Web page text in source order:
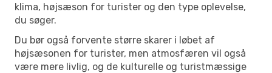
klima, højsæson for turister og den type oplevelse,
du søger.
Du bør også forvente større skarer i løbet af
højsæsonen for turister, men atmosfæren vil også
være mere livlig, og de kulturelle og turistmæssige